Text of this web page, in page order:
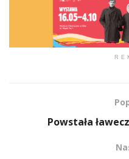
Powstała